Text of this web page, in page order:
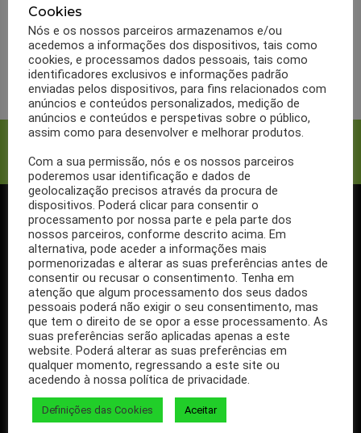
desincharem?
LER MAIS
SIGA-NOS NO FACEBOOK
Se ainda não segue a nossa página de Facebook, não espere mais!
Basta clicar no botão Seguir em cima.
Ao seguir a nossa página passa a receber gratuitamente os
nossos artigos no seu Facebook.
Partilhe também a nossa página com todos os seus familiares e
amigos.
Cookies
Nós e os nossos parceiros armazenamos e/ou
acedemos a informações dos dispositivos, tais como
cookies, e processamos dados pessoais, tais como
identificadores exclusivos e informações padrão
enviadas pelos dispositivos, para fins relacionados com
anúncios e conteúdos personalizados, medição de
anúncios e conteúdos e perspetivas sobre o público,
assim como para desenvolver e melhorar produtos.
Com a sua permissão, nós e os nossos parceiros
poderemos usar identificação e dados de
geolocalização precisos através da procura de
dispositivos. Poderá clicar para consentir o
processamento por nossa parte e pela parte dos
nossos parceiros, conforme descrito acima. Em
alternativa, pode aceder a informações mais
pormenorizadas e alterar as suas preferências antes de
consentir ou recusar o consentimento. Tenha em
atenção que algum processamento dos seus dados
pessoais poderá não exigir o seu consentimento, mas
que tem o direito de se opor a esse processamento. As
suas preferências serão aplicadas apenas a este
website. Poderá alterar as suas preferências em
qualquer momento, regressando a este site ou
acedendo à nossa política de privacidade.
Definições das Cookies Aceitar